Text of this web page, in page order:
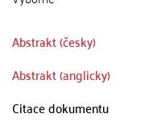
Abstrakt (česky)
Abstrakt (anglicky)
Citace dokumentu